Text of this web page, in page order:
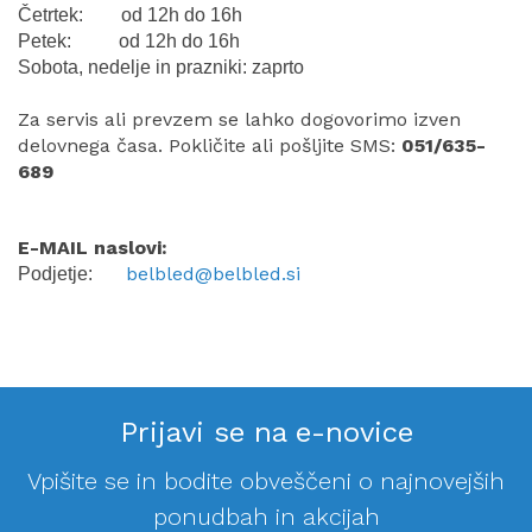
Četrtek: od 12h do 16h
Petek: od 12h do 16h
Sobota, nedelje in prazniki: zaprto
Za servis ali prevzem se lahko dogovorimo izven
delovnega časa. Pokličite ali pošljite SMS: 051/635-
689
E-MAIL naslovi:
Podjetje: belbled@belbled.si
Prijavi se na e-novice
Vpišite se in bodite obveščeni o najnovejših
ponudbah in akcijah